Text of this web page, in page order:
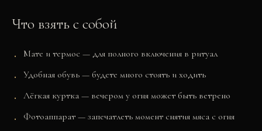
Что взять с собой
Мате и термос — для полного включения в ритуал
Удобная обувь — будете много стоять и ходить
Лёгкая куртка — вечером у огня может быть ветрено
Фотоаппарат — запечатлеть момент снятия мяса с огня